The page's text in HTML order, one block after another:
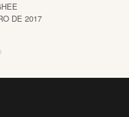
DE 2017